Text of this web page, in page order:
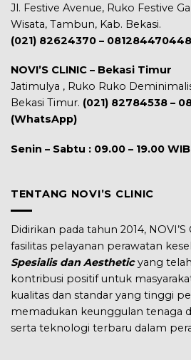
Jl. Festive Avenue, Ruko Festive
Wisata, Tambun, Kab. Bekasi.
(021) 82624370 –
NOVI’S CLINIC –
Jatimulya , Ruko Ruko
Bekasi Timur. (021) 82784538 –
(WhatsApp)
Senin – Sabtu : 09.00 – 19.00 WIB
TENTANG NOVI’S CLINIC
Didirikan pada tahun 2014,
fasilitas pelayanan perawatan
Spesialis dan Aestheticyang
kontribusi positif untuk
kualitas dan standar yang tinggi
memadukan keunggulan tenaga
serta teknologi terbaru dalam